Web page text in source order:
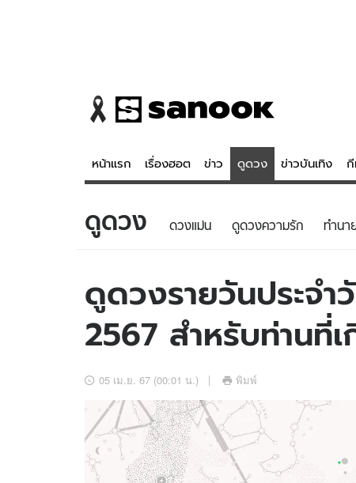
หน้าแรก เรื่องฮอต ข่าว ดูดวง ข่าวบันเทิง
ข่าว
ข่าวบันเทิง
ข่าวกีฬา
ข่าวเศรษฐกิจ
อัปเดตจีน
เช็กข่าวชัวร์
ดูดวง - ต
สถิติหวยไทย
หวยลาว
ดูดวง ดวงแม่น ดูดวงความรัก ทํานา
ดูดวงรายวันประจ
2567 สำหรับท่านที่
05 เม.ย. 67 (00:01 น.) พิมพ์